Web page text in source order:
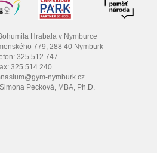
Hrabala v Nymburce
779, 288 40 Nymburk
325 512 747
325 514 240
nymburk.cz
Pecková, MBA, Ph.D.